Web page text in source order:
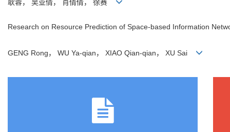
耿蓉， 吴亚倩， 肖倩倩， 徐赛
Research on Resource Prediction of Space-based Information
GENG Rong， WU Ya-qian， XIAO Qian-qian， XU Sai